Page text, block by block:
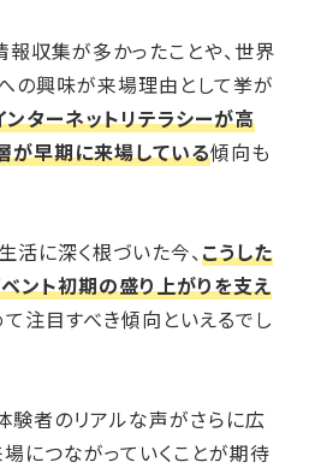
収集が多かったことや、世界
の興味が来場理由として挙が
ンターネットリテラシーが高
が早期に来場している傾向も
活に深く根づいた今、こうした
ント初期の盛り上がりを支え
て注目すべき傾向といえるでし
験者のリアルな声がさらに広
場につながっていくことが期待